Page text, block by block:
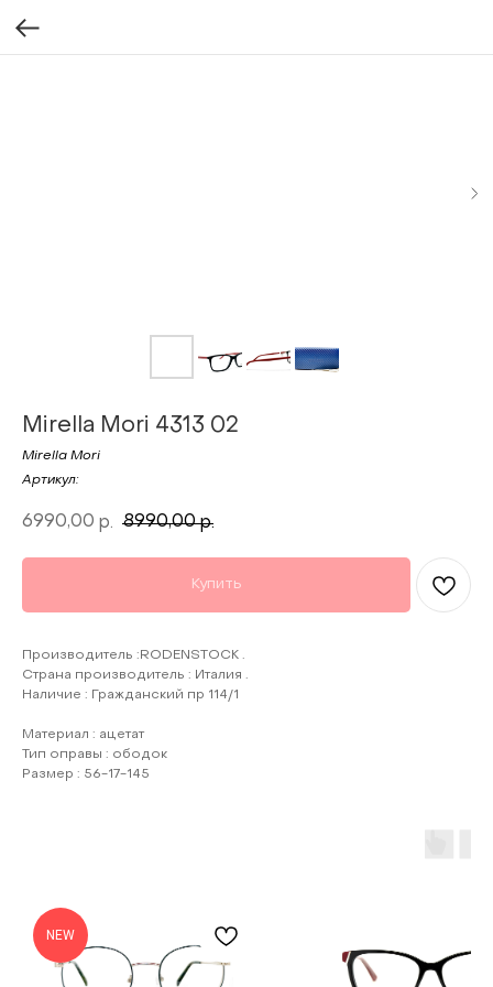
Mirella Mori 4313 02
Mirella Mori
Артикул:
6990,00 р. 8990,00 р.
Купить
Производитель :RODENSTOCK .
Страна производитель : Италия .
Наличие : Гражданский пр 114/1
Материал : ацетат
Тип оправы : ободок
Размер : 56-17-145
NEW